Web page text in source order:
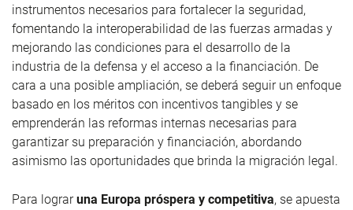
instrumentos necesarios para fortalecer la seguridad,
fomentando la interoperabilidad de las fuerzas armadas y
mejorando las condiciones para el desarrollo de la
industria de la defensa y el acceso a la financiación. De
cara a una posible ampliación, se deberá seguir un enfoque
basado en los méritos con incentivos tangibles y se
emprenderán las reformas internas necesarias para
garantizar su preparación y financiación, abordando
asimismo las oportunidades que brinda la migración legal.
Para lograruna Europa próspera y competitiva, se apuesta